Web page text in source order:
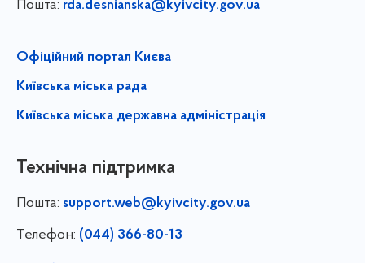
Пошта: rda.desnianska@kyivcity.gov.ua
Офіційний портал Києва
Київська міська рада
Київська міська державна адміністрація
Технічна підтримка
Пошта: support.web@kyivcity.gov.ua
Телефон: (044) 366-80-13